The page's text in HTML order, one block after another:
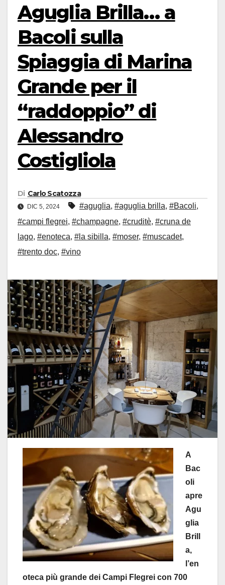
Aguglia Brilla… a
Bacoli sulla
Spiaggia di Marina
Grande per il
“raddoppio” di
Alessandro
Costigliola
Di Carlo Scatozza
DIC 5, 2024 #aguglia, #aguglia brilla, #Bacoli,
#campi flegrei, #champagne, #cruditè, #cruna de
lago, #enoteca, #la sibilla, #moser, #muscadet,
#trento doc, #vino
A
Bac
oli
apre
Agu
glia
Brill
a,
l’en
oteca più grande dei Campi Flegrei con 700